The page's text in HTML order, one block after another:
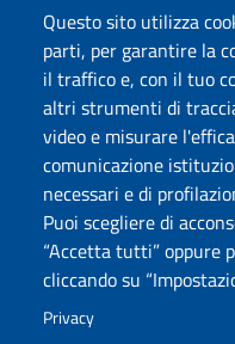
Questo sito utilizza
parti, per garantire la
il traffico e, con il tuo
altri strumenti di
video e misurare
comunicazione
necessari e di
Puoi scegliere di
“Accetta tutti” oppure
cliccando su
Privacy
Università degli Studi di
Piazza Università 21,
Tel.: 800 882994
RETTORE:rettore@uniss.it
PEC:
URP:urp@uniss.it
Seguici su
Chatta con noi